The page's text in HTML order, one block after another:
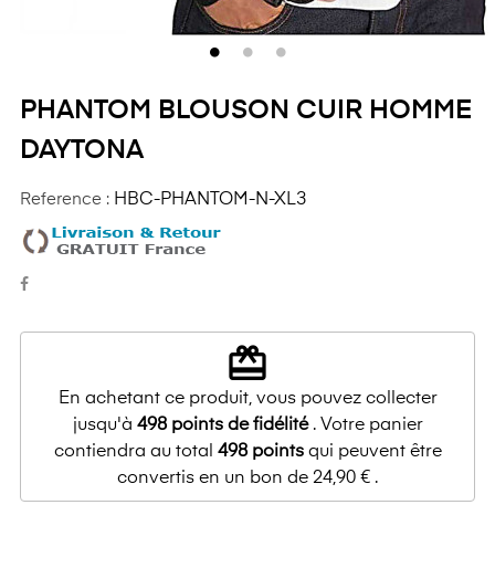
PHANTOM BLOUSON CUIR HOMME
DAYTONA
Reference : HBC-PHANTOM-N-XL3
redeem
En achetant ce produit, vous pouvez collecter
jusqu'à 498points de fidélité. Votre panier
contiendra au total 498pointsqui peuvent être
convertis en un bon de 24,90 € .